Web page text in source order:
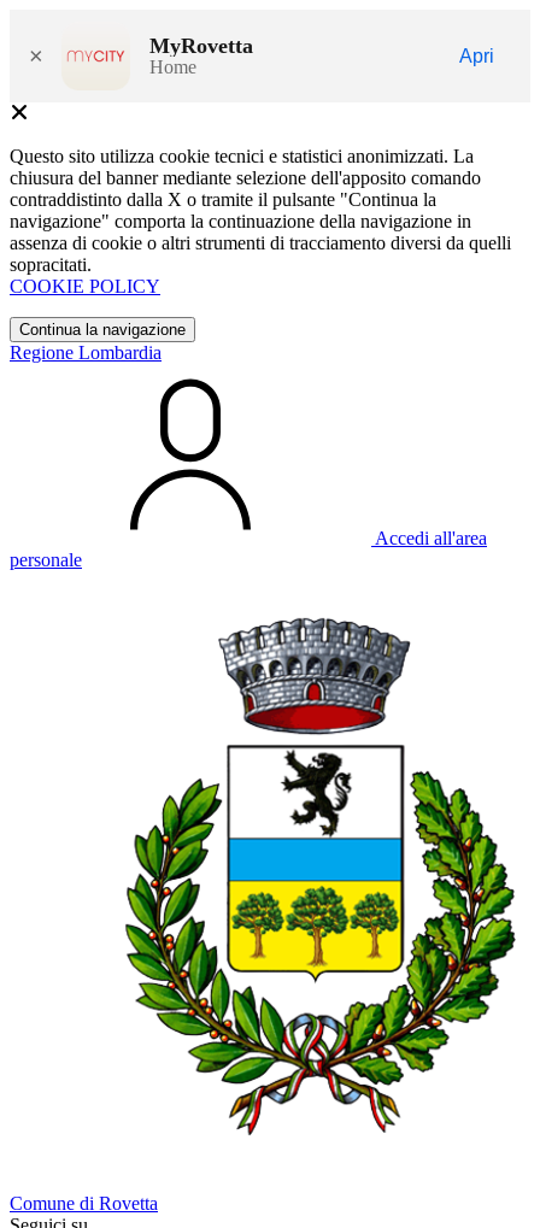
× MyRovetta
Home
Apri
Questo sito utilizza cookie tecnici e statistici anonimizzati. La
chiusura del banner mediante selezione dell'apposito comando
contraddistinto dalla X o tramite il pulsante "Continua la
navigazione" comporta la continuazione della navigazione in
assenza di cookie o altri strumenti di tracciamento diversi da quelli
sopracitati.
COOKIE POLICY
Continua la navigazione
Regione Lombardia
Accedi all'area
personale
Comune di Rovetta